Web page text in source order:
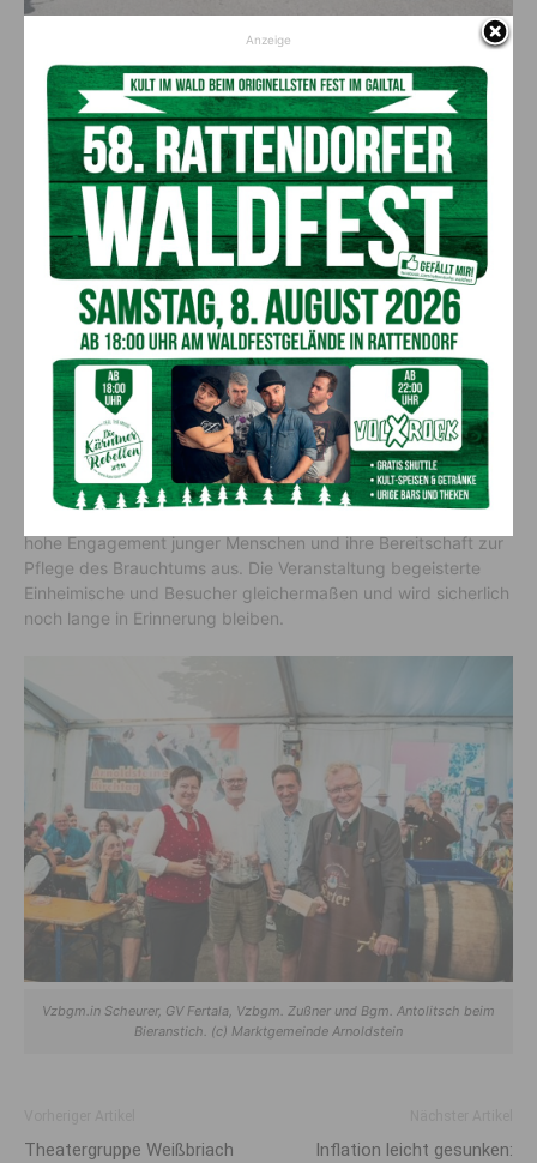
begeistert. (c) Marktgemeinde Arnoldstein
Kufenstechen der Altburschen
Am darauffolgenden Montag traten die neu formierten
Altburschen der Konta an und lieferten ebenfalls eine
beeindruckende Vorstellung beim Kufenstechen ab.Manuel
Rossmannsicherte sich dabei den Titel des Kranzlreiters.
Gelungener Arnoldsteiner
Kirchtag 2023
Der Verein Arnoldsteiner Zechburschen kann stolz auf einen
äußerst erfolgreichen Arnoldsteiner Kirchtag 2023
zurückblicken. Das Fest zeichnete sich vor allem durch das
hohe Engagement junger Menschen und ihre Bereitschaft zur
Pflege des Brauchtums aus. Die Veranstaltung begeisterte
Einheimische und Besucher gleichermaßen und wird sicherlich
noch lange in Erinnerung bleiben.
Vzbgm.in Scheurer, GV Fertala, Vzbgm. Zußner und Bgm. Antolitsch beim
Bieranstich. (c) Marktgemeinde Arnoldstein
Theatergruppe Weißbriach
Inflation leicht ge­sunken:
Anzeige